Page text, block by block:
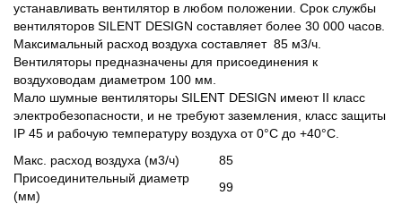
устанавливать вентилятор в любом положении. Срок службы
вентиляторов SILENT DESIGN составляет более 30 000 часов.
Максимальный расход воздуха составляет 85 м3/ч.
Вентиляторы предназначены для присоединения к
воздуховодам диаметром 100 мм.
Мало шумные вентиляторы SILENT DESIGN имеют II класс
электробезопасности, и не требуют заземления, класс защиты
IP 45 и рабочую температуру воздуха от 0°С до +40°С.
Макс. расход воздуха (м3/ч)
85
Присоединительный диаметр
(мм)
99